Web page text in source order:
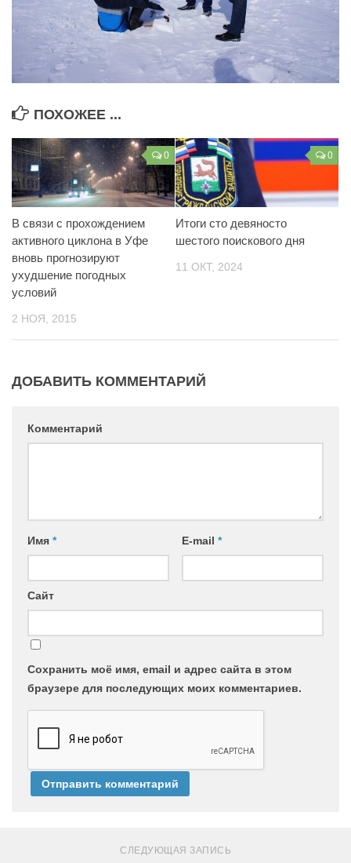
ПОХОЖЕЕ ...
0
В связи с прохождением
активного циклона в Уфе
вновь прогнозируют
ухудшение погодных
условий
2 НОЯ, 2015
0
Итоги сто девяносто
шестого поискового дня
11 ОКТ, 2024
ДОБАВИТЬ КОММЕНТАРИЙ
Комментарий
Имя * E-mail *
Сайт
Сохранить моё имя, email и адрес сайта в этом
браузере для последующих моих комментариев.
СЛЕДУЮЩАЯ ЗАПИСЬ